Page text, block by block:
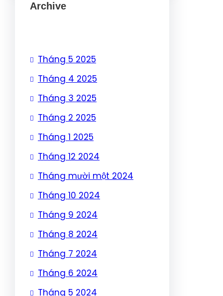
Archive
Tháng 5 2025
Tháng 4 2025
Tháng 3 2025
Tháng 2 2025
Tháng 1 2025
Tháng 12 2024
Tháng mười một 2024
Tháng 10 2024
Tháng 9 2024
Tháng 8 2024
Tháng 7 2024
Tháng 6 2024
Tháng 5 2024